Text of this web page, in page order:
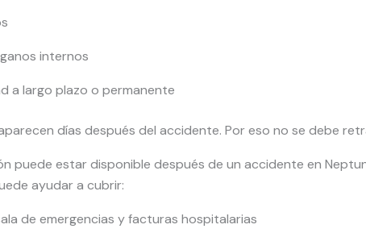
internos
a largo plazo o permanente
días después del accidente. Por eso no se debe
puede estar disponible después de un accidente en
ayudar a cubrir:
de emergencias y facturas hospitalarias